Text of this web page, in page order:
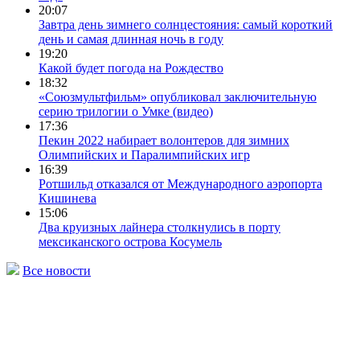
20:07
Завтра день зимнего солнцестояния: самый короткий
день и самая длинная ночь в году
19:20
Какой будет погода на Рождество
18:32
«Союзмультфильм» опубликовал заключительную
серию трилогии о Умке (видео)
17:36
Пекин 2022 набирает волонтеров для зимних
Олимпийских и Паралимпийских игр
16:39
Ротшильд отказался от Международного аэропорта
Кишинева
15:06
Два круизных лайнера столкнулись в порту
мексиканского острова Косумель
Все новости